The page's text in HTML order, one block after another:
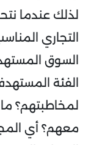
لذلك عندما
التجاري
السوق
الفئة
لمخاطبتهم؟
معهم؟ أي